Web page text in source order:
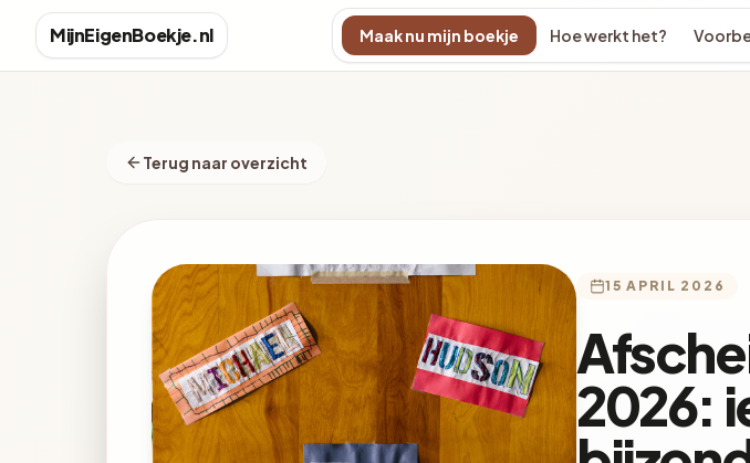
MijnEigenBoekje.nl Maak nu mijn boekje Hoe werkt het?
Terug naar overzicht
15 APRIL 2026
2026: